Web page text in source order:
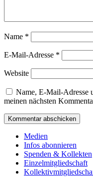
Name *
E-Mail-Adresse *
Website
Name, E-Mail-Adresse
meinen nächsten
Medien
Infos abonnieren
Spenden & Kollekten
Einzelmitgliedschaft